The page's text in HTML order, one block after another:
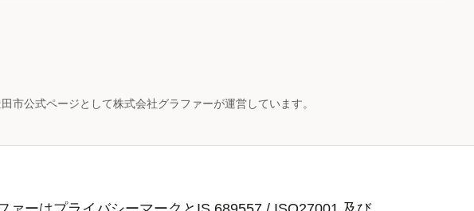
田市公式ページとして株式会社グラファーが運営しています。